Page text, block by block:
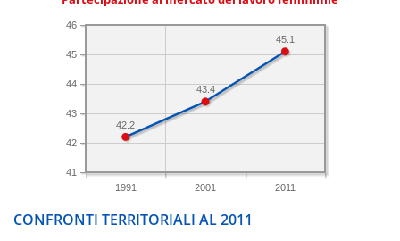
1991 2001 2011
41
42
43
44
45
46
45.1
43.4
42.2
CONFRONTI TERRITORIALI AL 2011